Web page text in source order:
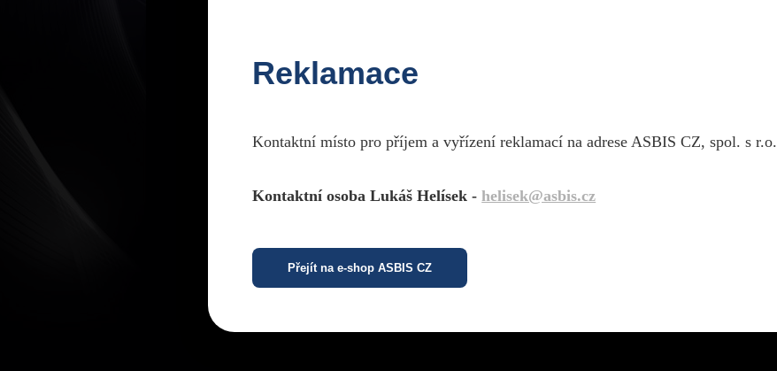
Reklamace
Kontaktní místo pro příjem a vyřízení reklamací na adrese ASBIS CZ, spol. s r.o.
Kontaktní osoba Lukáš Helísek -helisek@asbis.cz
Přejít na e-shop ASBIS CZ